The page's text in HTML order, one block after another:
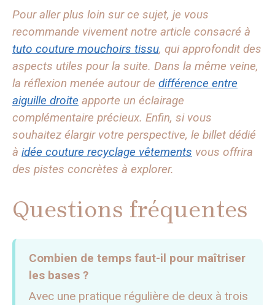
Pour aller plus loin sur ce sujet, je vous
recommande vivement notre article consacré à
tuto couture mouchoirs tissu, qui approfondit des
aspects utiles pour la suite. Dans la même veine,
la réflexion menée autour de différence entre
aiguille droite apporte un éclairage
complémentaire précieux. Enfin, si vous
souhaitez élargir votre perspective, le billet dédié
à idée couture recyclage vêtements vous offrira
des pistes concrètes à explorer.
Questions fréquentes
Combien de temps faut-il pour maîtriser
les bases ?
Avec une pratique régulière de deux à trois